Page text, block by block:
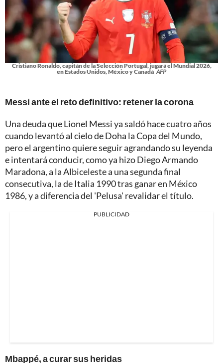
Cristiano Ronaldo, capitán de la Selección Portugal, jugará el Mundial 2026,
en Estados Unidos, México y Canadá AFP
Messi ante el reto definitivo: retener la corona
Una deuda que Lionel Messi ya saldó hace cuatro años
cuando levantó al cielo de Doha la Copa del Mundo,
pero el argentino quiere seguir agrandando su leyenda
e intentará conducir, como ya hizo Diego Armando
Maradona, a la Albiceleste a una segunda final
consecutiva, la de Italia 1990 tras ganar en México
1986, y a diferencia del 'Pelusa' revalidar el título.
PUBLICIDAD
Mbappé, a curar sus heridas